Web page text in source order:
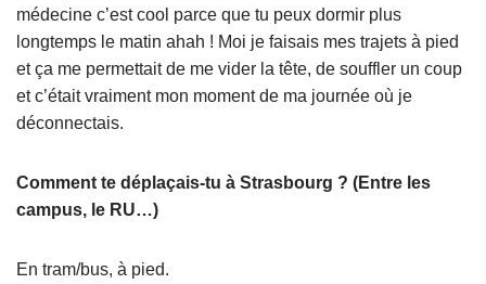
médecine c’est cool parce que tu peux dormir plus
longtemps le matin ahah ! Moi je faisais mes trajets à pied
et ça me permettait de me vider la tête, de souffler un coup
et c’était vraiment mon moment de ma journée où je
déconnectais.
Comment te déplaçais-tu à Strasbourg ? (Entre les
campus, le RU…)
En tram/bus, à pied.